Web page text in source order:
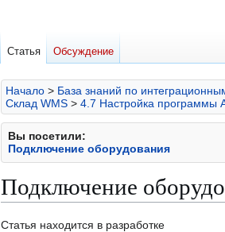
Начало > База знаний по
Склад WMS > 4.7 Настройка программы
Вы посетили:
Подключение оборудования
Подключение
Перейти
Перейти
Статья находится в разработке
Статья Обсуждение